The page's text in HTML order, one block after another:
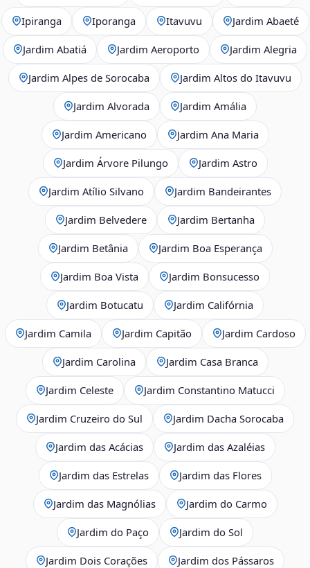
Ipiranga Iporanga Itavuvu Jardim Abaeté
Jardim Abatiá Jardim Aeroporto Jardim Alegria
Jardim Alpes de Sorocaba Jardim Altos do Itavuvu
Jardim Alvorada Jardim Amália
Jardim Americano Jardim Ana Maria
Jardim Árvore Pilungo Jardim Astro
Jardim Atílio Silvano Jardim Bandeirantes
Jardim Belvedere Jardim Bertanha
Jardim Betânia Jardim Boa Esperança
Jardim Boa Vista Jardim Bonsucesso
Jardim Botucatu Jardim Califórnia
Jardim Camila Jardim Capitão Jardim Cardoso
Jardim Carolina Jardim Casa Branca
Jardim Celeste Jardim Constantino Matucci
Jardim Cruzeiro do Sul Jardim Dacha Sorocaba
Jardim das Acácias Jardim das Azaléias
Jardim das Estrelas Jardim das Flores
Jardim das Magnólias Jardim do Carmo
Jardim do Paço Jardim do Sol
Jardim Dois Corações Jardim dos Pássaros